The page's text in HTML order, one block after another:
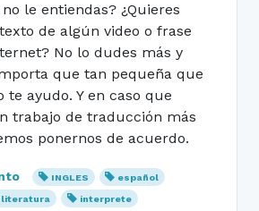
le entiendas? ¿Quieres
de algún video o frase
No lo dudes más y
que tan pequeña que
te ayudo. Y en caso que
trabajo de traducción más
ponernos de acuerdo.
INGLES
español
literatura interprete